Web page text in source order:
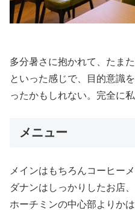
多分暑さに抱かれて、たま
といった感じで、目的意識
ったかもしれない。完全に
メニュー
メインはもちろんコーヒー
ダナンはしっかりしたお店
ホーチミンの中心部よりかは